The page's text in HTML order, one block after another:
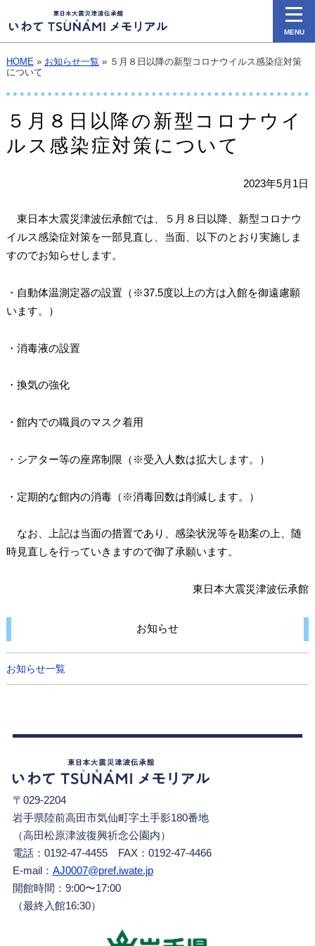
HOME» お知らせ一覧 » ５月８日以降の新型コロナウイルス感染症対策
について
５月８日以降の新型コロナウイ
ルス感染症対策について
2023年5月1日
東日本大震災津波伝承館では、５月８日以降、新型コロナウ
イルス感染症対策を一部見直し、当面、以下のとおり実施しま
すのでお知らせします。
・自動体温測定器の設置（※37.5度以上の方は入館を御遠慮願
います。）
・消毒液の設置
・換気の強化
・館内での職員のマスク着用
・シアター等の座席制限（※受入人数は拡大します。）
・定期的な館内の消毒（※消毒回数は削減します。）
なお、上記は当面の措置であり、感染状況等を勘案の上、随
時見直しを行っていきますので御了承願います。
東日本大震災津波伝承館
お知らせ
お知らせ一覧
〒029-2204
岩手県陸前高田市気仙町字土手影180番地
（高田松原津波復興祈念公園内）
電話：0192-47-4455 FAX：0192-47-4466
E-mail： AJ0007@pref.iwate.jp
開館時間：9:00〜17:00
（最終入館16:30）
MENU